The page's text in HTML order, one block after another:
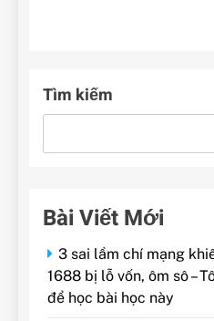
Tìm kiếm
Bài Viết Mới
3 sai lầm chí mạng
1688 bị lỗ vốn, ôm sô –
để học bài học này